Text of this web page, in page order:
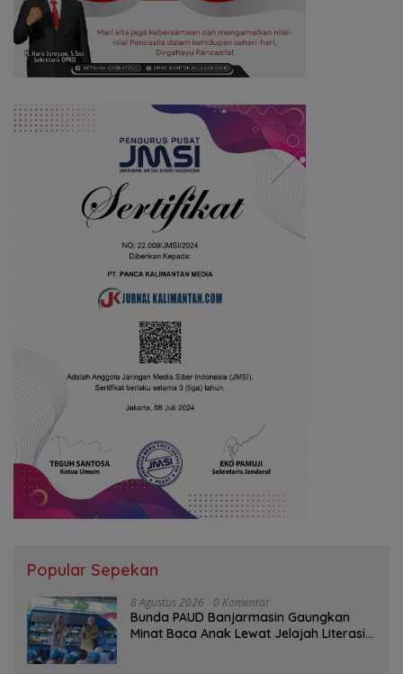
Popular Sepekan
8 Agustus 2026 0 Komentar
Bunda PAUD Banjarmasin Gaungkan
Minat Baca Anak Lewat Jelajah Literasi